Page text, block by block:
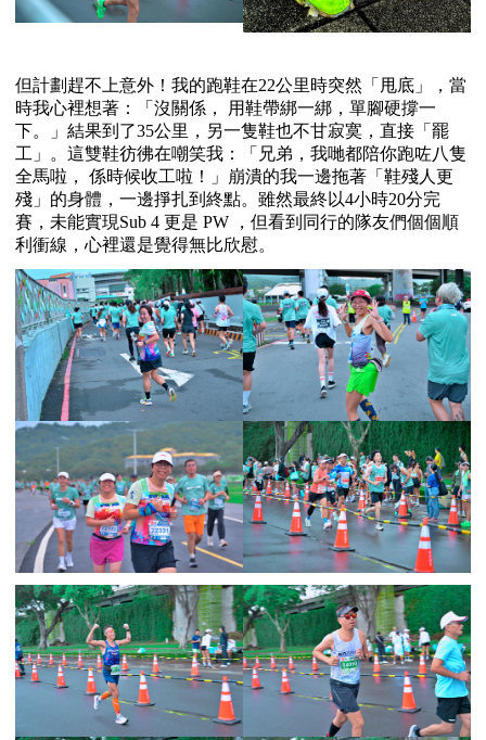
但計劃趕不上意外！我的跑鞋在22公里時突然「甩底」，當
時我心裡想著：「沒關係， 用鞋帶綁一綁，單腳硬撐一
下。」結果到了35公里，另一隻鞋也不甘寂寞，直接「罷
工」。這雙鞋彷彿在嘲笑我：「兄弟，我哋都陪你跑咗八隻
全馬啦， 係時候收工啦！」崩潰的我一邊拖著「鞋殘人更
殘」的身體，一邊掙扎到終點。雖然最終以4小時20分完
賽，未能實現Sub 4 更是 PW
，但看到同行的隊友們個個順
利衝線，心裡還是覺得無比欣慰。